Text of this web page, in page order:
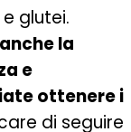
glutei.
anche la
e
ottenere i
di seguire